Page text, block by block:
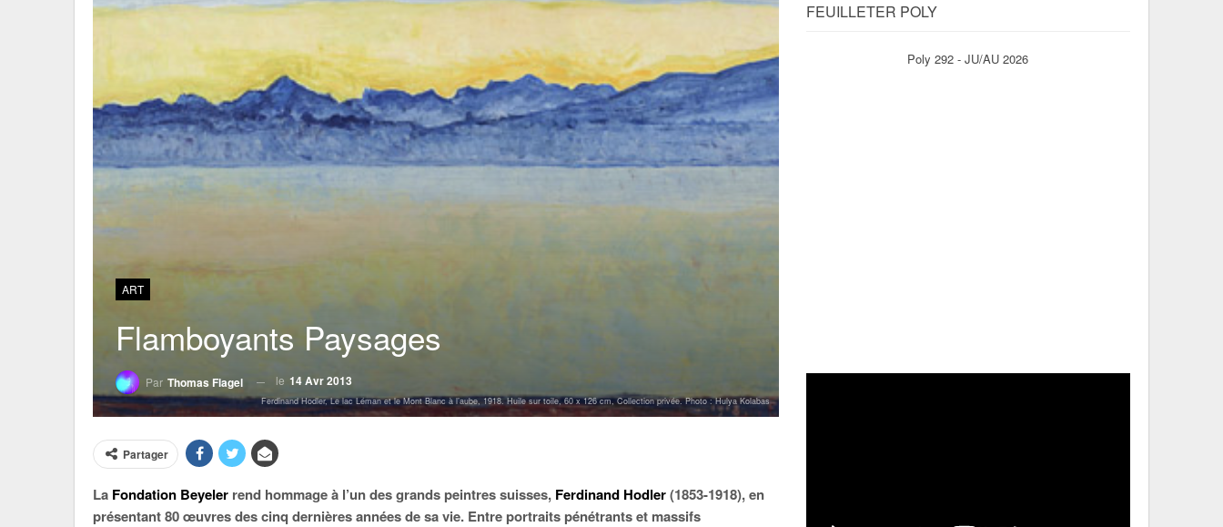
ART
Flamboyants Paysages
Par Thomas Flagel le 14 Avr 2013
Ferdinand Hodler, Le lac Léman et le Mont Blanc à l’aube, 1918. Huile sur toile, 60 x 126 cm, Collection privée. Photo : Hulya Kolabas
Partager
La Fondation Beyeler rend hommage à l’un des grands peintres suisses, Ferdinand Hodler(1853-1918), en
présentant 80 œuvres des cinq dernières années de sa vie. Entre portraits pénétrants et massifs
FEUILLETER POLY
Poly 292 - JU/AU 2026